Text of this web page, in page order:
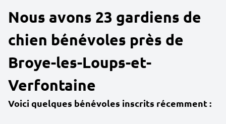
Nous avons 23 gardiens de
chien bénévoles près de
Broye-les-Loups-et-
Verfontaine
Voici quelques bénévoles inscrits récemment :